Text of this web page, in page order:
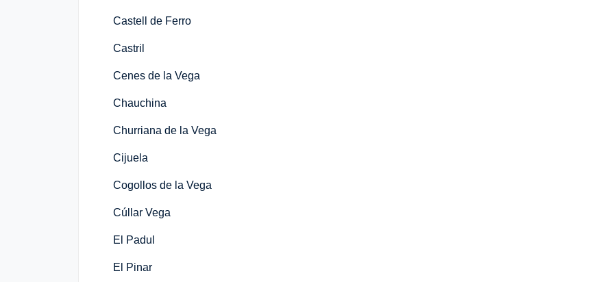
Castell de Ferro
Castril
Cenes de la Vega
Chauchina
Churriana de la Vega
Cijuela
Cogollos de la Vega
Cúllar Vega
El Padul
El Pinar